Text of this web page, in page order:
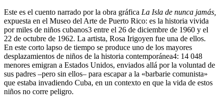
Este es el cuento narrado por la obra gráfica La Isla de nunca jamás,
expuesta en el Museo del Arte de Puerto Rico: es la historia vivida
por miles de niños cubanos3 entre el 26 de diciembre de 1960 y el
22 de octubre de 1962. La artista, Rosa Irigoyen fue una de ellos.
En este corto lapso de tiempo se produce uno de los mayores
desplazamientos de niños de la historia contemporánea4: 14 048
menores emigran a Estados Unidos, enviados allá por la voluntad de
sus padres –pero sin ellos– para escapar a la «barbarie comunista»
que estaba invadiendo Cuba, en un contexto en que la vida de estos
niños no corre peligro.